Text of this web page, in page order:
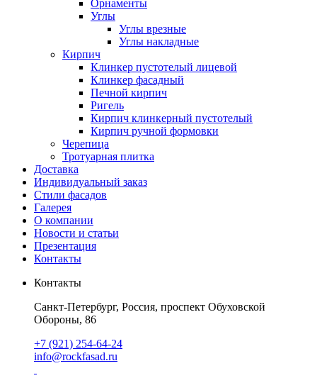
Орнаменты
Углы
Углы врезные
Углы накладные
Кирпич
Клинкер пустотелый лицевой
Клинкер фасадный
Печной кирпич
Ригель
Кирпич клинкерный пустотелый
Кирпич ручной формовки
Черепица
Тротуарная плитка
Доставка
Индивидуальный заказ
Стили фасадов
Галерея
О компании
Новости и статьи
Презентация
Контакты
Контакты
Санкт-Петербург, Россия, проспект Обуховской
Обороны, 86
+7 (921) 254-64-24
info@rockfasad.ru